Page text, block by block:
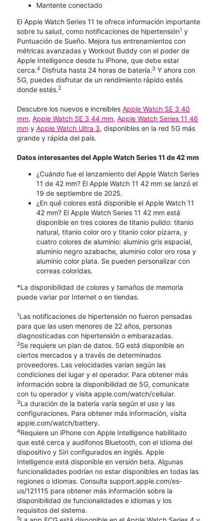
Mantente conectado
El Apple Watch Series 11 te ofrece información importante
sobre tu salud, como notificaciones de hipertensión1 y
Puntuación de Sueño. Mejora tus entrenamientos con
métricas avanzadas y Workout Buddy con el poder de
Apple Intelligence desde tu iPhone, que debe estar
cerca.4 Disfruta hasta 24 horas de batería.3 Y ahora con
5G, puedes disfrutar de un rendimiento rápido estés
donde estés.2
Descubre los nuevos e increíbles Apple Watch SE 3 40
mm, Apple Watch SE 3 44 mm, Apple Watch Series 11 46
mm y Apple Watch Ultra 3, disponibles en la red 5G más
grande y rápida del país.
Datos interesantes del Apple Watch Series 11 de 42 mm
¿Cuándo fue el lanzamiento del Apple Watch Series
11 de 42 mm? El Apple Watch 11 42 mm se lanzó el
19 de septiembre de 2025.
¿En qué colores está disponible el Apple Watch 11
42 mm? El Apple Watch Series 11 42 mm está
disponible en tres colores de titanio pulido: titanio
natural, titanio color oro y titanio color pizarra, y
cuatro colores de aluminio: aluminio gris espacial,
aluminio negro azabache, aluminio color oro rosa y
aluminio color plata. Se pueden personalizar con
correas coloridas.
*La disponibilidad de colores y tamaños de memoria
puede variar por Internet o en tiendas.
1Las notificaciones de hipertensión no fueron pensadas
para que las usen menores de 22 años, personas
diagnosticadas con hipertensión o embarazadas.
2Se requiere un plan de datos. 5G está disponible en
ciertos mercados y a través de determinados
proveedores. Las velocidades varían según las
condiciones del lugar y el operador. Para obtener más
información sobre la disponibilidad de 5G, comunícate
con tu operador y visita apple.com/watch/cellular.
3La duración de la batería varía según el uso y las
configuraciones. Para obtener más información, visita
apple.com/watch/battery.
4Requiere un iPhone con Apple Intelligence habilitado
que esté cerca y audífonos Bluetooth, con el idioma del
dispositivo y Siri configurados en inglés. Apple
Intelligence está disponible en versión beta. Algunas
funcionalidades podrían no estar disponibles en todas las
regiones o idiomas. Consulta support.apple.com/es-
us/121115 para obtener más información sobre la
disponibilidad de funcionalidades e idiomas y los
requisitos del sistema.
5